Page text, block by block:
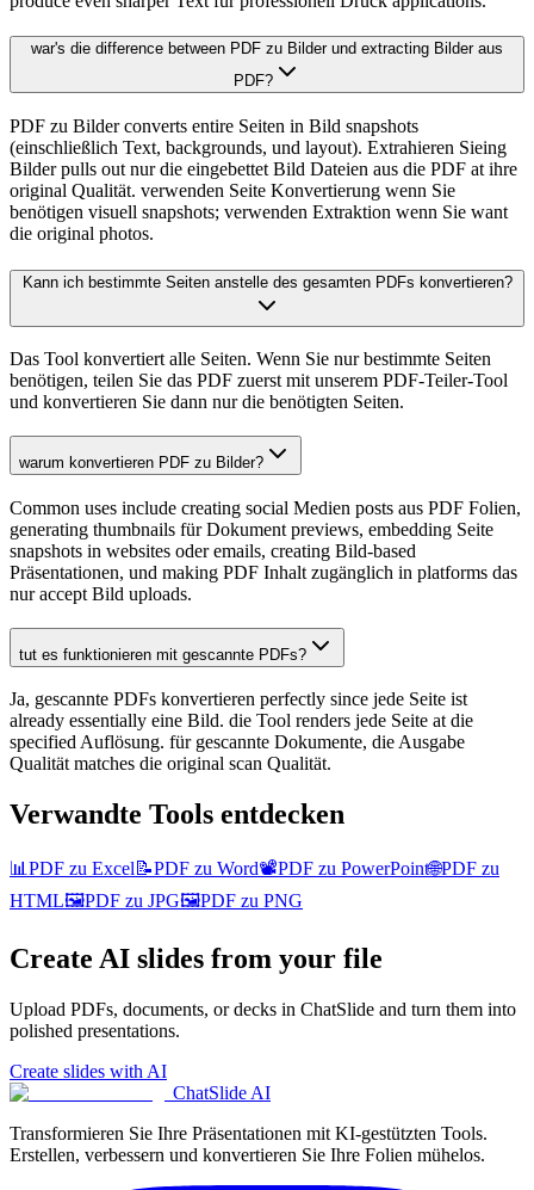
war's die difference between PDF zu Bilder und extracting Bilder aus
PDF?
PDF zu Bilder converts entire Seiten in Bild snapshots
(einschließlich Text, backgrounds, und layout). Extrahieren Sieing
Bilder pulls out nur die eingebettet Bild Dateien aus die PDF at ihre
original Qualität. verwenden Seite Konvertierung wenn Sie
benötigen visuell snapshots; verwenden Extraktion wenn Sie want
die original photos.
Kann ich bestimmte Seiten anstelle des gesamten PDFs konvertieren?
Das Tool konvertiert alle Seiten. Wenn Sie nur bestimmte Seiten
benötigen, teilen Sie das PDF zuerst mit unserem PDF-Teiler-Tool
und konvertieren Sie dann nur die benötigten Seiten.
warum konvertieren PDF zu Bilder?
Common uses include creating social Medien posts aus PDF Folien,
generating thumbnails für Dokument previews, embedding Seite
snapshots in websites oder emails, creating Bild-based
Präsentationen, und making PDF Inhalt zugänglich in platforms das
nur accept Bild uploads.
tut es funktionieren mit gescannte PDFs?
Ja, gescannte PDFs konvertieren perfectly since jede Seite ist
already essentially eine Bild. die Tool renders jede Seite at die
specified Auflösung. für gescannte Dokumente, die Ausgabe
Qualität matches die original scan Qualität.
Verwandte Tools entdecken
📊 PDF zu Excel 📝PDF zu Word📽️PDF zu PowerPoint🌐PDF zu
HTML🖼️PDF zu JPG🖼️PDF zu PNG
Create AI slides from your file
Upload PDFs, documents, or decks in ChatSlide and turn them into
polished presentations.
Create slides with AI
ChatSlide AI
Transformieren Sie Ihre Präsentationen mit KI-gestützten Tools.
Erstellen, verbessern und konvertieren Sie Ihre Folien mühelos.